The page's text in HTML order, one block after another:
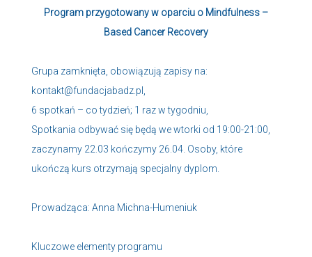
Program przygotowany w oparciu o Mindfulness –
Based Cancer Recovery
Grupa zamknięta, obowiązują zapisy na:
kontakt@fundacjabadz.pl,
6 spotkań – co tydzień; 1 raz w tygodniu,
Spotkania odbywać się będą we wtorki od 19:00-21:00,
zaczynamy 22.03 kończymy 26.04. Osoby, które
ukończą kurs otrzymają specjalny dyplom.
Prowadząca: Anna Michna-Humeniuk
Kluczowe elementy programu